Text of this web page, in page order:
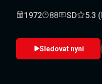
1972 88 SD 5.3
Sledovat nyní